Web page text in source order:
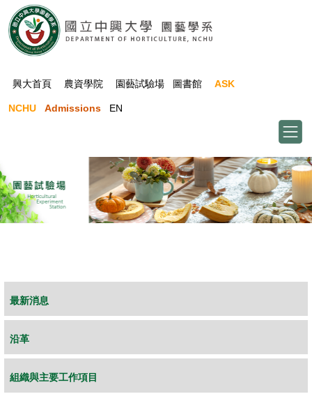
跳
到
主
內
區
興大首頁 農資學院 園藝試驗場 圖書館 ASK
NCHU Admissions EN
最新消息
沿革
組織與主要工作項目